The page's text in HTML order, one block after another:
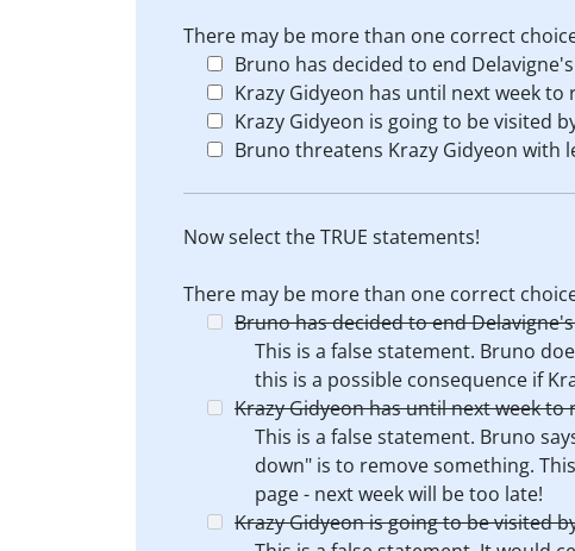
There may be more than one correct
Bruno has decided to end
Krazy Gidyeon has until next week
Krazy Gidyeon is going to be visited
Bruno threatens Krazy Gidyeon with
Now select the TRUE statements!
There may be more than one correct
Bruno has decided to end
This is a false statement. Bruno
this is a possible consequence if
Krazy Gidyeon has until next week
This is a false statement. Bruno
down" is to remove something.
page - next week will be too late!
Krazy Gidyeon is going to be visited